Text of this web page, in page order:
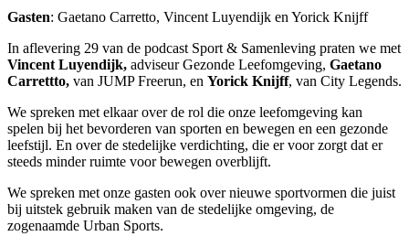
Gasten: Gaetano Carretto, Vincent Luyendijk en Yorick Knijff
In aflevering 29 van de podcast Sport & Samenleving praten we met
Vincent Luyendijk, adviseur Gezonde Leefomgeving, Gaetano
Carrettto, van JUMP Freerun, en Yorick Knijff, van City Legends.
We spreken met elkaar over de rol die onze leefomgeving kan
spelen bij het bevorderen van sporten en bewegen en een gezonde
leefstijl. En over de stedelijke verdichting, die er voor zorgt dat er
steeds minder ruimte voor bewegen overblijft.
We spreken met onze gasten ook over nieuwe sportvormen die juist
bij uitstek gebruik maken van de stedelijke omgeving, de
zogenaamde Urban Sports.